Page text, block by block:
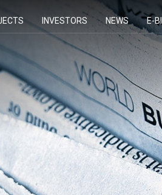
INVESTORS NEWS E-